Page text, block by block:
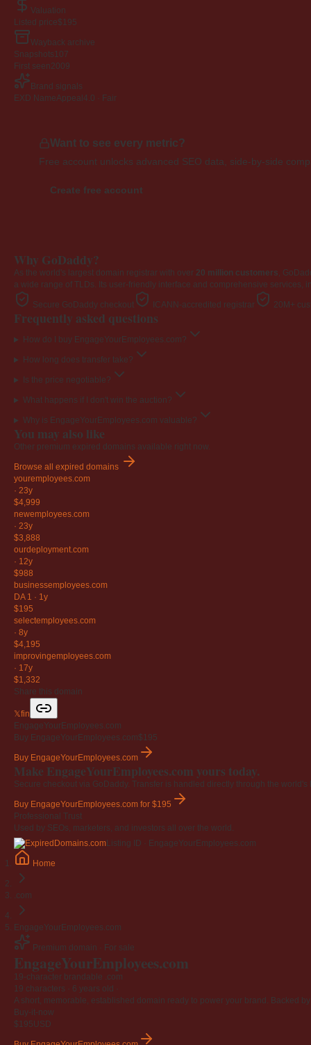
Valuation
Listed price$195
Wayback archive
Snapshots 107
First seen2009
Brand signals
EXD NameAppeal 4.0 · Fair
Want to see every metric?
Free account unlocks advanced SEO data, side-by-side
Create free account
Why GoDaddy?
As the world's largest domain registrar with over 20 million customers,
a wide range of TLDs. Its user-friendly interface and comprehensive
Secure GoDaddy checkout ICANN-accredited registrar 20M+
Frequently asked questions
How do I buy EngageYourEmployees.com?
How long does transfer take?
Is the price negotiable?
What happens if I don't win the auction?
Why is EngageYourEmployees.com valuable?
You may also like
Other premium expired domains available right now.
Browse all expired domains
youremployees.com
· 23y
$4,999
newemployees.com
· 23y
$3,888
ourdeployment.com
· 12y
$988
businessemployees.com
DA 1 · 1y
$195
selectemployees.com
· 8y
$4,195
improvingemployees.com
· 17y
$1,332
Share this domain
𝕏fin
EngageYourEmployees.com
Buy EngageYourEmployees.com$195
Buy EngageYourEmployees.com
Make EngageYourEmployees.com yours today.
Secure checkout via GoDaddy. Transfer is handled directly through the world's
Buy EngageYourEmployees.com for $195
Professional Trust
Used by SEOs, marketers, and investors all over the world.
Listing ID · EngageYourEmployees.com
Home
.com
EngageYourEmployees.com
Premium domain · For sale
EngageYourEmployees.com
19-character brandable .com
19 characters · 6 years old
A short, memorable, established domain ready to power your brand. Backed
Buy-it-now
$195USD